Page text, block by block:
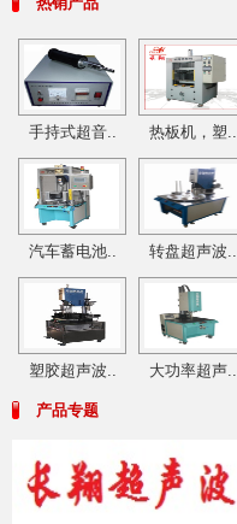
手持式超音.. 热板机，塑..
汽车蓄电池.. 转盘超声波..
塑胶超声波.. 大功率超声..
产品专题